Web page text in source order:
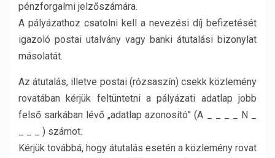
pénzforgalmi jelzőszámára.
A pályázathoz csatolni kell a nevezési díj befizetését
igazoló postai utalvány vagy banki átutalási bizonylat
másolatát.
Az átutalás, illetve postai (rózsaszín) csekk közlemény
rovatában kérjük feltüntetni a pályázati adatlap jobb
felső sarkában lévő „adatlap azonosító” (A _ _ _ _ N _
_ _ _ ) számot.
Kérjük továbbá, hogy átutalás esetén a közlemény rovat